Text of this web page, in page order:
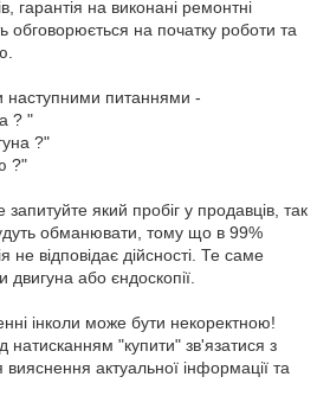
гарантія на виконані ремонтні
обговорюється на початку роботи та
наступними питаннями -
? "
?"
?"
який пробіг у продавців, так
обманювати, тому що в 99%
не відповідає дійсності. Те саме
двигуна або єндоскопії.
інколи може бути некоректною!
"купити" зв'язатися з
актуальної інформації та